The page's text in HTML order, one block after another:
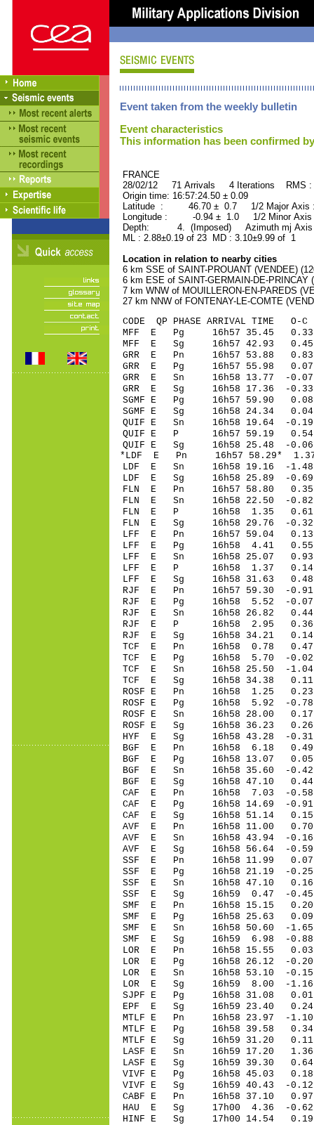
Event taken from the weekly bulletin
Event characteristics
This information has been confirmed
FRANCE ORID :
28/02/12 71 Arrivals 4 Iterations RMS
Origin time: 16:57:24.50 ± 0.09
Latitude : 46.70 ± 0.7 1/2 Major
Longitude : -0.94 ± 1.0 1/2 Minor
Depth: 4. (Imposed) Azimuth mj Axis
ML : 2.88±0.19 of 23 MD : 3.10±9.99 of 1
Location in relation to nearby cities
6 km SSE of SAINT-PROUANT (VENDEE)
6 km ESE of SAINT-GERMAIN-DE-PRINCAY
7 km WNW of MOUILLERON-EN-PAREDS
27 km NNW of FONTENAY-LE-COMTE
CODE QP PHASE ARRIVAL
MFF E Pg 16h57 35.45 0.33
MFF E Sg 16h57 42.93
GRR E Pn 16h57 53.88
GRR E Pg 16h57 55.98
GRR E Sn 16h58 13.77 -
GRR E Sg 16h58 17.36 -
SGMF E Pg 16h57 59.90 0.08
SGMF E Sg 16h58 24.34
QUIF E Sn 16h58 19.64 -0.19
QUIF E P 16h57 59.19 0.54
QUIF E Sg 16h58 25.48 -
*LDF E Pn 16h57 58.29*
LDF E Sn 16h58 19.16 -
LDF E Sg 16h58 25.89 -
FLN E Pn 16h57 58.80
FLN E Sn 16h58 22.50 -
FLN E P 16h58 1.35 0.61
FLN E Sg 16h58 29.76 -
LFF E Pn 16h57 59.04 0.13
LFF E Pg 16h58 4.41 0.55
LFF E Sn 16h58 25.07 0.93
LFF E P 16h58 1.37 0.14
LFF E Sg 16h58 31.63
RJF E Pn 16h57 59.30 -0.91
RJF E Pg 16h58 5.52 -0.07
RJF E Sn 16h58 26.82
RJF E P 16h58 2.95 0.36
RJF E Sg 16h58 34.21
TCF E Pn 16h58 0.78 0.47
TCF E Pg 16h58 5.70 -0.02
TCF E Sn 16h58 25.50 -
TCF E Sg 16h58 34.38
ROSF E Pn 16h58 1.25 0.23
ROSF E Pg 16h58 5.92 -0.78
ROSF E Sn 16h58 28.00 0.17
ROSF E Sg 16h58 36.23
HYF E Sg 16h58 43.28 -
BGF E Pn 16h58 6.18 0.49
BGF E Pg 16h58 13.07 0.05
BGF E Sn 16h58 35.60 -
BGF E Sg 16h58 47.10
CAF E Pn 16h58 7.03 -0.58
CAF E Pg 16h58 14.69 -0.91
CAF E Sg 16h58 51.14
AVF E Pn 16h58 11.00 0.70
AVF E Sn 16h58 43.94 -
AVF E Sg 16h58 56.64 -
SSF E Pn 16h58 11.99 0.07
SSF E Pg 16h58 21.19 -
SSF E Sn 16h58 47.10 0.16
SSF E Sg 16h59 0.47 -
SMF E Pn 16h58 15.15 0.20
SMF E Pg 16h58 25.63 0.09
SMF E Sn 16h58 50.60 -
SMF E Sg 16h59 6.98 -
LOR E Pn 16h58 15.55 0.03
LOR E Pg 16h58 26.12 -
LOR E Sn 16h58 53.10 -
LOR E Sg 16h59 8.00 -
SJPF E Pg 16h58 31.08 0.01
EPF E Sg 16h59 23.40
MTLF E Pn 16h58 23.97 -1.10
MTLF E Pg 16h58 39.58 0.34
MTLF E Sg 16h59 31.20
LASF E Sn 16h59 17.20 1.36
LASF E Sg 16h59 39.30
VIVF E Pg 16h58 45.03 0.18
VIVF E Sg 16h59 40.43 -
CABF E Pn 16h58 37.10
HAU E Sg 17h00 4.36 -
HINF E Sg 17h00 14.54